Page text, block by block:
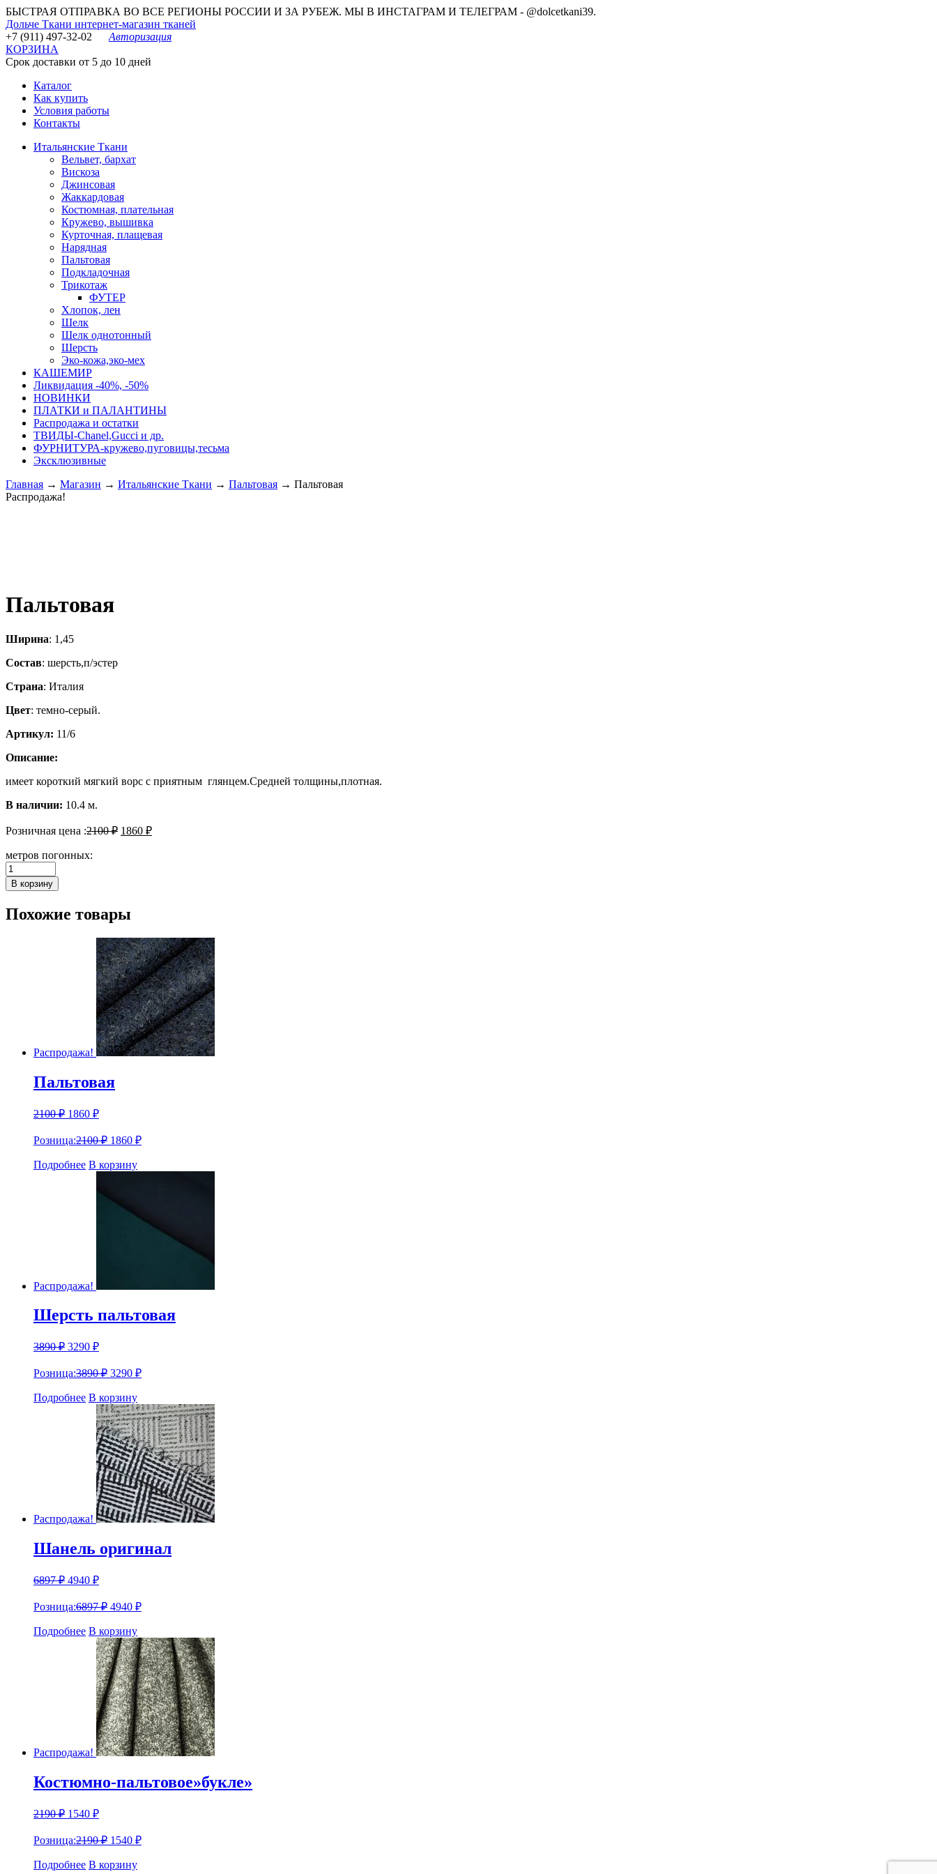
БЫСТРАЯ ОТПРАВКА ВО ВСЕ РЕГИОНЫ РОССИИ И ЗА РУБЕЖ. МЫ В ИНСТАГРАМ И ТЕЛЕГРАМ - @dolcetkani39.
Дольче Ткани интернет-магазин тканей
+7 (911) 497-32-02
Авторизация
КОРЗИНА
Срок доставки от 5 до 10 дней
Каталог
Как купить
Условия работы
Контакты
Итальянские Ткани
Вельвет, бархат
Вискоза
Джинсовая
Жаккардовая
Костюмная, плательная
Кружево, вышивка
Курточная, плащевая
Нарядная
Пальтовая
Подкладочная
Трикотаж
ФУТЕР
Хлопок, лен
Шелк
Шелк однотонный
Шерсть
Эко-кожа,эко-мех
КАШЕМИР
Ликвидация -40%, -50%
НОВИНКИ
ПЛАТКИ и ПАЛАНТИНЫ
Распродажа и остатки
ТВИДЫ-Сhanel,Gucci и др.
ФУРНИТУРА-кружево,пуговицы,тесьма
Эксклюзивные
Главная → Магазин → Итальянские Ткани → Пальтовая → Пальтовая
Распродажа!
Пальтовая
Ширина: 1,45
Состав: шерсть,п/эстер
Страна: Италия
Цвет: темно-серый.
Артикул: 11/6
Описание:
имеет короткий мягкий ворс с приятным глянцем.Средней толщины,плотная.
В наличии: 10.4 м.
Розничная цена :2100₽ 1860 ₽
метров погонных:
Количество
Пальтовая
В корзину
Похожие товары
Распродажа!
Пальтовая
2100₽ 1860 ₽
Розница:2100₽ 1860 ₽
Подробнее В корзину
Распродажа!
Шерсть пальтовая
3890₽ 3290 ₽
Розница:3890₽ 3290 ₽
Подробнее В корзину
Распродажа!
Шанель оригинал
6897₽ 4940 ₽
Розница:6897₽ 4940 ₽
Подробнее В корзину
Распродажа!
Костюмно-пальтовое»букле»
2190₽ 1540 ₽
Розница:2190₽ 1540 ₽
Подробнее В корзину